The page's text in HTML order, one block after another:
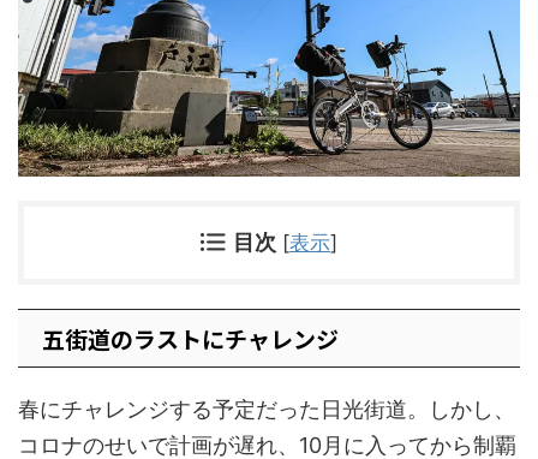
目次 [表示]
五街道のラストにチャレンジ
春にチャレンジする予定だった日光街道。しかし、
コロナのせいで計画が遅れ、10月に入ってから制覇